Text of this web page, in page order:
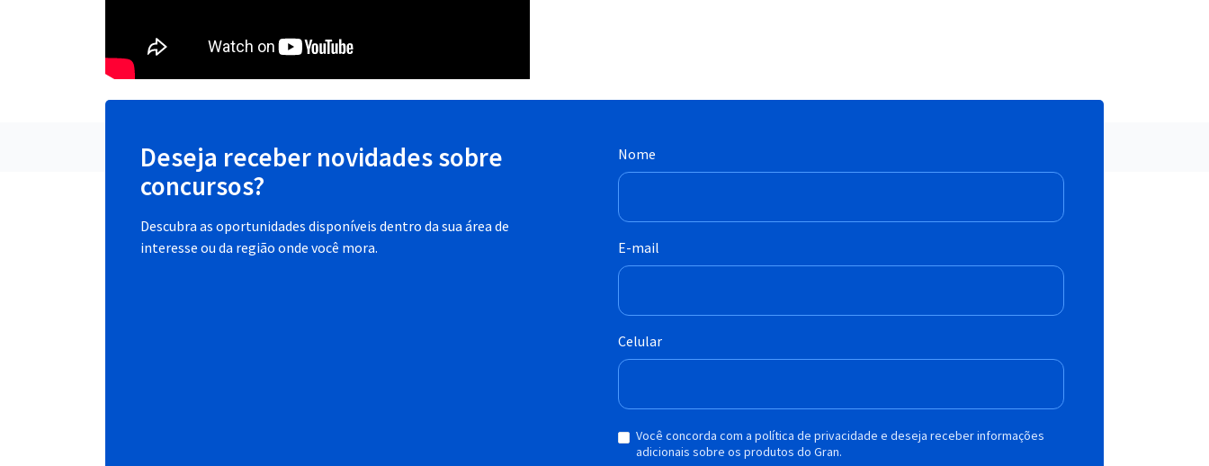
Deseja receber novidades sobre
concursos?
Descubra as oportunidades disponíveis dentro da sua área de
interesse ou da região onde você mora.
Nome
E-mail
Celular
Você concorda com a política de privacidade e deseja receber informações
adicionais sobre os produtos do Gran.